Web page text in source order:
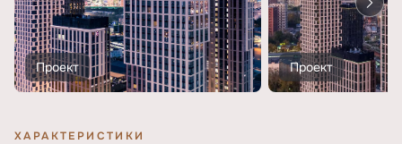
Проект Проект
ХАРАКТЕРИСТИКИ